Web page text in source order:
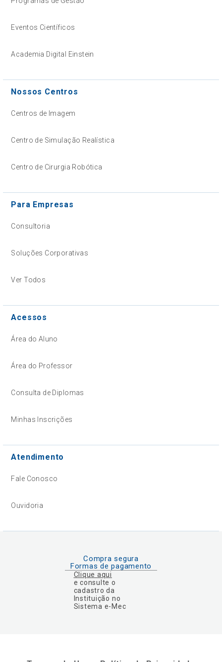
Eventos Científicos
Academia Digital Einstein
Nossos Centros
Centros de Imagem
Centro de Simulação Realística
Centro de Cirurgia Robótica
Para Empresas
Consultoria
Soluções Corporativas
Ver Todos
Acessos
Área do Aluno
Área do Professor
Consulta de Diplomas
Minhas Inscrições
Atendimento
Fale Conosco
Ouvidoria
Compra segura
Formas de pagamento
Clique aqui
e consulte o
cadastro da
Instituição no
Sistema e-Mec